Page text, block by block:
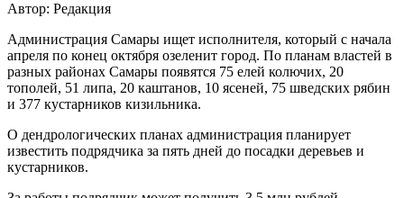
Автор: Редакция
Администрация Самары ищет исполнителя, который с начала
апреля по конец октября озеленит город. По планам властей в
разных районах Самары появятся 75 елей колючих, 20
тополей, 51 липа, 20 каштанов, 10 ясеней, 75 шведских рябин
и 377 кустарников кизильника.
О дендрологических планах администрация планирует
известить подрядчика за пять дней до посадки деревьев и
кустарников.